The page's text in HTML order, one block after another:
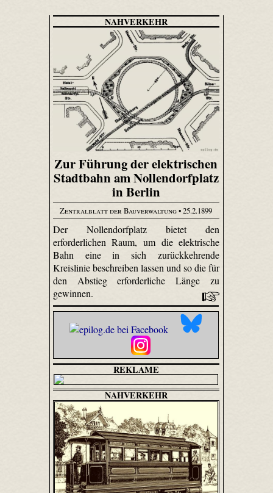
NAHVERKEHR
Zur Führung der elektrischen
Stadtbahn am Nollendorfplatz
in Berlin
Zentralblatt der Bauverwaltung• 25.2.1899
Der Nollendorfplatz bietet den
erforderlichen Raum, um die elektrische
Bahn eine in sich zurückkehrende
Kreislinie beschreiben lassen und so die für
den Abstieg erforderliche Länge zu
gewinnen.
REKLAME
NAHVERKEHR